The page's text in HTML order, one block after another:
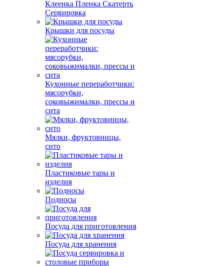
Клеенка Пленка Скатерть
Сервировка
Крышки для посуды
Кухонные переработчики:
мясорубки,
соковыжималки, прессы и
сита
Мялки, фруктовницы,
сито
Пластиковые тары и
изделия
Подносы
Посуда для приготовления
Посуда для хранения